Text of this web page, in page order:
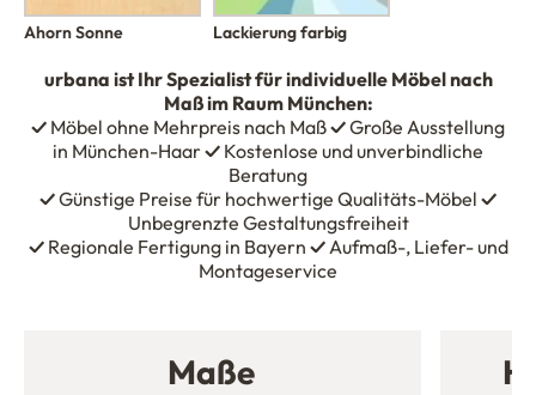
Ahorn Sonne Lackierung farbig
urbana ist Ihr Spezialist für individuelle Möbel nach
Maß im Raum München:
✓ Möbel ohne Mehrpreis nach Maß✓Große Ausstellung
in München-Haar✓ Kostenlose und unverbindliche
Beratung
✓Günstige Preise für hochwertige Qualitäts-Möbel ✓
Unbegrenzte Gestaltungsfreiheit
✓Regionale Fertigung in Bayern ✓Aufmaß-, Liefer- und
Montageservice
Maße